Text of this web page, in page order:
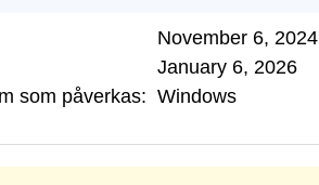
November 6, 2024
January 6, 2026
som påverkas: Windows